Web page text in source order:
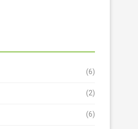
(6)
(2)
(6)